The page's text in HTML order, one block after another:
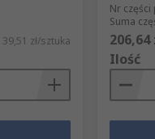
39,51 zł/sztuka
Nr
Suma
206,64
Ilość